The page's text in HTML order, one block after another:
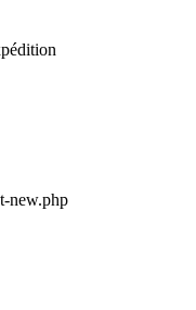
new.php